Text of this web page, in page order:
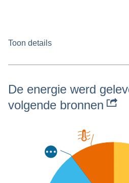
Toon details
De energie werd
volgende bronnen
Overig
0.0% - 0 PJ
Restwarmte
10.3% -95 PJ